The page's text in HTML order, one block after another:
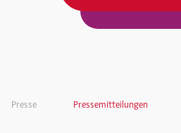
Presse Pressemitteilungen